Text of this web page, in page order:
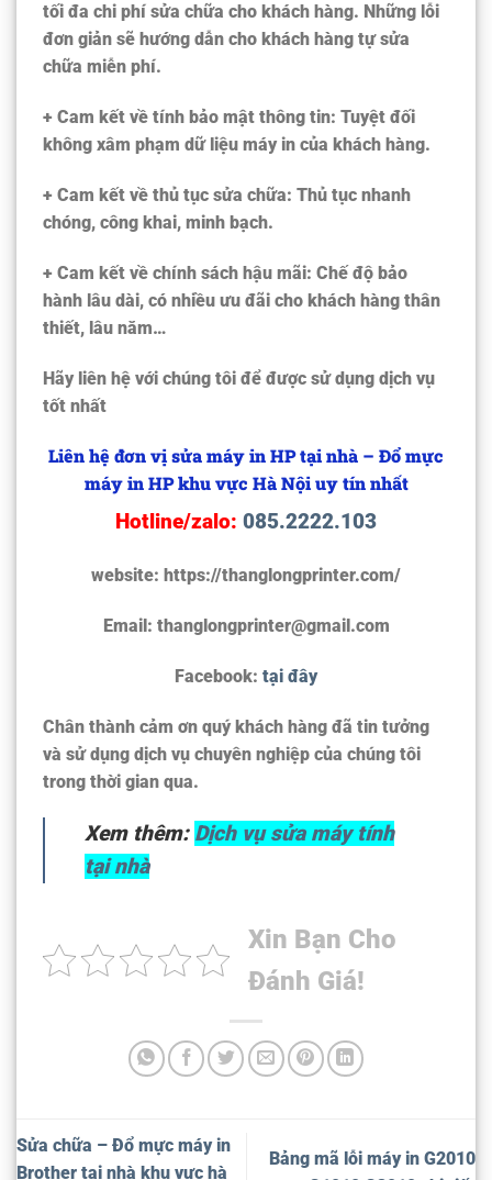
tối đa chi phí sửa chữa cho khách hàng. Những lỗi
đơn giản sẽ hướng dẫn cho khách hàng tự sửa
chữa miễn phí.
+ Cam kết về tính bảo mật thông tin: Tuyệt đối
không xâm phạm dữ liệu máy in của khách hàng.
+ Cam kết về thủ tục sửa chữa: Thủ tục nhanh
chóng, công khai, minh bạch.
+ Cam kết về chính sách hậu mãi: Chế độ bảo
hành lâu dài, có nhiều ưu đãi cho khách hàng thân
thiết, lâu năm…
Hãy liên hệ với chúng tôi để được sử dụng dịch vụ
tốt nhất
Liên hệ đơn vị sửa máy in HP tại nhà – Đổ mực
máy in HP khu vực Hà Nội uy tín nhất
Hotline/zalo: 085.2222.103
website: https://thanglongprinter.com/
Email: thanglongprinter@gmail.com
Facebook: tại đây
Chân thành cảm ơn quý khách hàng đã tin tưởng
và sử dụng dịch vụ chuyên nghiệp của chúng tôi
trong thời gian qua.
Xem thêm: Dịch vụ sửa máy tính
tại nhà
Xin Bạn Cho
Đánh Giá!
Sửa chữa – Đổ mực máy in
Brother tại nhà khu vực hà
Bảng mã lỗi máy in G2010